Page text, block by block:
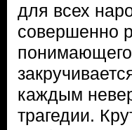
для всех
совершенно
каждым
трагедии.